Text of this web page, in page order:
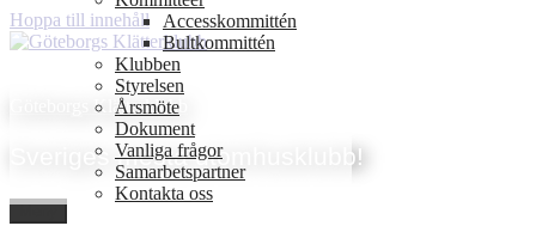
Hoppa till innehåll
Göteborgs Klätterklubb
Sveriges mesta utomhusklubb!
Meny
Accesskommittén
Bultkommittén
Klubben
Styrelsen
Årsmöte
Dokument
Vanliga frågor
Samarbetspartner
Kontakta oss